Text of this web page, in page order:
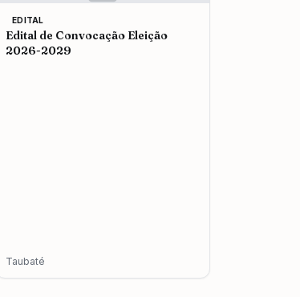
EDITAL
Edital de Convocação Eleição
2026-2029
Taubaté